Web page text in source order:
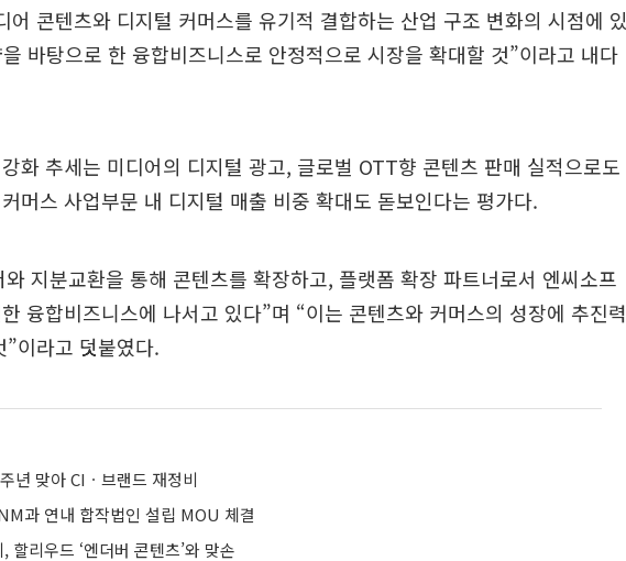
어 콘텐츠와 디지털 커머스를 유기적 결합하는 산업 구조 변화의 시점에 있
바탕으로 한 융합비즈니스로 안정적으로 시장을 확대할 것”이라고 내다
화 추세는 미디어의 디지털 광고, 글로벌 OTT향 콘텐츠 판매 실적으로도
머스 사업부문 내 디지털 매출 비중 확대도 돋보인다는 평가다.
지분교환을 통해 콘텐츠를 확장하고, 플랫폼 확장 파트너로서 엔씨소프
융합비즈니스에 나서고 있다”며 “이는 콘텐츠와 커머스의 성장에 추진력
이라고 덧붙였다.
년 맞아 CIㆍ브랜드 재정비
과 연내 합작법인 설립 MOU 체결
할리우드 ‘엔더버 콘텐츠’와 맞손